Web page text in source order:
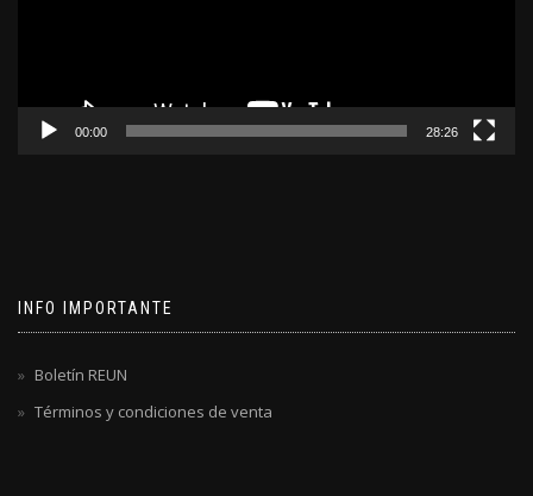
00:00 28:26
INFO IMPORTANTE
Boletín REUN
Términos y condiciones de venta